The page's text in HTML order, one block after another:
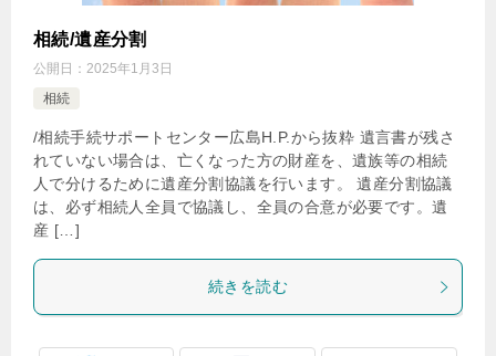
相続/遺産分割
公開日： 2025年1月3日
相続
/相続手続サポートセンター広島H.P.から抜粋 遺言書が残さ
れていない場合は、亡くなった方の財産を、遺族等の相続
人で分けるために遺産分割協議を行います。 遺産分割協議
は、必ず相続人全員で協議し、全員の合意が必要です。遺
産 […]
続きを読む